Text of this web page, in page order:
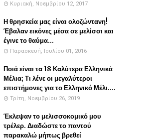
Κυριακή, Νοεμβρίου 12, 2017
Η θρησκεία μας είναι ολοζώντανη!
Έβαλαν εικόνες μέσα σε μελίσσι και
έγινε το θαύμα...
Παρασκευή, Ιουλίου 01, 2016
Ποιά είναι τα 18 Καλύτερα Ελληνικά
Μέλια; Τι λένε οι μεγαλύτεροι
επιστήμονες για το Ελληνικό Μέλι....
Τρίτη, Νοεμβρίου 26, 2019
Έκλεψαν το μελισσοκομικό μου
τρέλερ. Διαδώστε το παντού
παρακαλώ μήπως βρεθεί